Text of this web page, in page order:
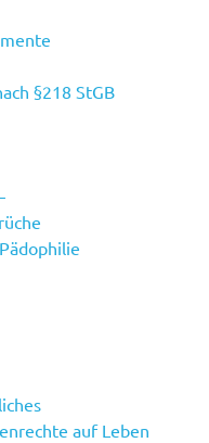
§218 StGB
auf Leben